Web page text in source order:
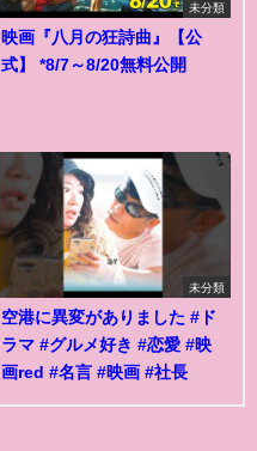
未分類
映画『八月の狂詩曲』【公
式】 *8/7～8/20無料公開
未分類
空港に異変がありました #ド
ラマ #グルメ好き #恋愛 #映
画red #名言 #映画 #社長